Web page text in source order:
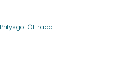
Prifysgol Ôl-radd